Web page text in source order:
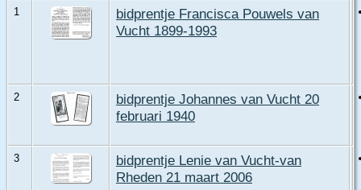
1
bidprentje Francisca Pouwels van
Vucht 1899-1993
2
bidprentje Johannes van Vucht 20
februari 1940
3
bidprentje Lenie van Vucht-van
Rheden 21 maart 2006